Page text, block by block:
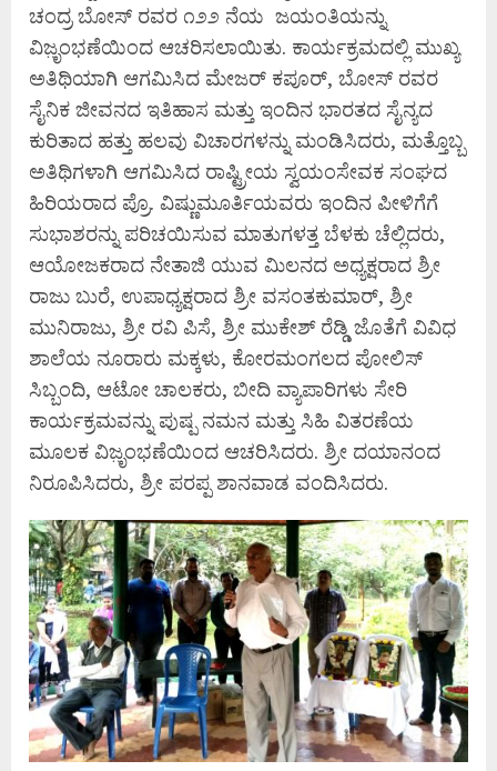
ಚಂದ್ರ ಬೋಸ್ ರವರ ೧೨೨ ನೆಯ ಜಯಂತಿಯನ್ನು
ವಿಜೃ಼ಂಭಣೆಯಿಂದ ಆಚರಿಸಲಾಯಿತು. ಕಾರ್ಯಕ್ರಮದಲ್ಲಿ ಮುಖ್ಯ
ಅತಿಥಿಯಾಗಿ ಆಗಮಿಸಿದ ಮೇಜರ್ ಕಪೂರ್, ಬೋಸ್ ರವರ
ಸೈನಿಕ ಜೀವನದ ಇತಿಹಾಸ ಮತ್ತು ಇಂದಿನ ಭಾರತದ ಸೈನ್ಯದ
ಕುರಿತಾದ ಹತ್ತು ಹಲವು ವಿಚಾರಗಳನ್ನು ಮಂಡಿಸಿದರು, ಮತ್ತೊಬ್ಬ
ಅತಿಥಿಗಳಾಗಿ ಆಗಮಿಸಿದ ರಾಷ್ಟ್ರೀಯ ಸ್ವಯಂಸೇವಕ ಸಂಘದ
ಹಿರಿಯರಾದ ಪ್ರೊ. ವಿಷ್ಣುಮೂರ್ತಿಯವರು ಇಂದಿನ ಪೀಳಿಗೆಗೆ
ಸುಭಾಶರನ್ನು ಪರಿಚಯಿಸುವ ಮಾತುಗಳತ್ತ ಬೆಳಕು ಚೆಲ್ಲಿದರು,
ಆಯೋಜಕರಾದ ನೇತಾಜಿ ಯುವ ಮಿಲನದ ಅಧ್ಯಕ್ಷರಾದ ಶ್ರೀ
ರಾಜು ಬುರೆ, ಉಪಾಧ್ಯಕ್ಷರಾದ ಶ್ರೀ ವಸಂತಕುಮಾರ್, ಶ್ರೀ
ಮುನಿರಾಜು, ಶ್ರೀ ರವಿ ಪಿಸೆ, ಶ್ರೀ ಮುಕೇಶ್ ರೆಡ್ಡಿ ಜೊತೆಗೆ ವಿವಿಧ
ಶಾಲೆಯ ನೂರಾರು ಮಕ್ಕಳು, ಕೋರಮಂಗಲದ ಪೋಲಿಸ್
ಸಿಬ್ಬಂದಿ, ಆಟೋ ಚಾಲಕರು, ಬೀದಿ ವ್ಯಾಪಾರಿಗಳು ಸೇರಿ
ಕಾರ್ಯಕ್ರಮವನ್ನು ಪುಷ್ಪ ನಮನ ಮತ್ತು ಸಿಹಿ ವಿತರಣೆಯ
ಮೂಲಕ ವಿಜೃ಼ಂಭಣೆಯಿಂದ ಆಚರಿಸಿದರು. ಶ್ರೀ ದಯಾನಂದ
ನಿರೂಪಿಸಿದರು, ಶ್ರೀ ಪರಪ್ಪ ಶಾನವಾಡ ವಂದಿಸಿದರು.